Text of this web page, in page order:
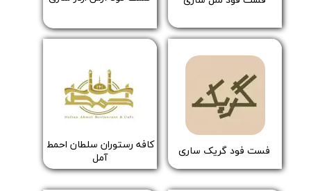
فست فود گریک ساری
​کافه رستوران سلطان احمط
​​​​​​​آمل